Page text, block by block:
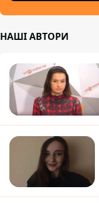
НАШІ АВТОРИ